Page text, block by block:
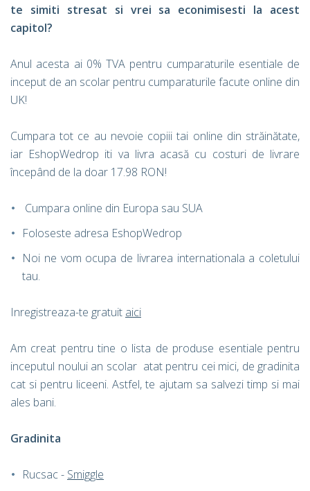
te simiti stresat si vrei sa econimisesti la acest
capitol?
Anul acesta ai 0% TVA pentru cumparaturile esentiale de
inceput de an scolar pentru cumparaturile facute online din
UK!
Cumpara tot ce au nevoie copiii tai online din străinătate,
iar EshopWedrop iti va livra acasă cu costuri de livrare
începând de la doar 17.98 RON!
Cumpara online din Europa sau SUA
Foloseste adresa EshopWedrop
Noi ne vom ocupa de livrarea internationala a coletului
tau.
Inregistreaza-te gratuit aici
Am creat pentru tine o lista de produse esentiale pentru
inceputul noului an scolar atat pentru cei mici, de gradinita
cat si pentru liceeni. Astfel, te ajutam sa salvezi timp si mai
ales bani.
Gradinita
Rucsac - Smiggle